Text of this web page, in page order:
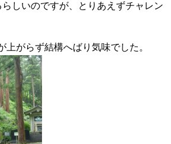
しいのですが、とりあえずチャレン
上がらず結構へばり気味でした。